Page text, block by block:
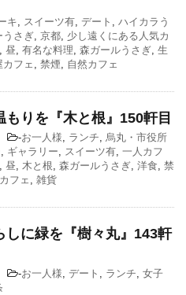
キ, スイーツ有, デート , ハイカラう
うさぎ, 京都, 少し遠くにある人気カ
, 昼, 有名な料理, 森ガールうさぎ, 生
カフェ , 禁煙, 自然カフェ
もりを『木と根』150軒目
-お一人様, ランチ, 烏丸・市役所
, ギャラリー, スイーツ有, 一人カフ
, 昼, 木と根, 森ガールうさぎ, 洋食, 禁
フェ , 雑貨
しに緑を『樹々丸』143軒
-お一人様, デート , ランチ, 女子